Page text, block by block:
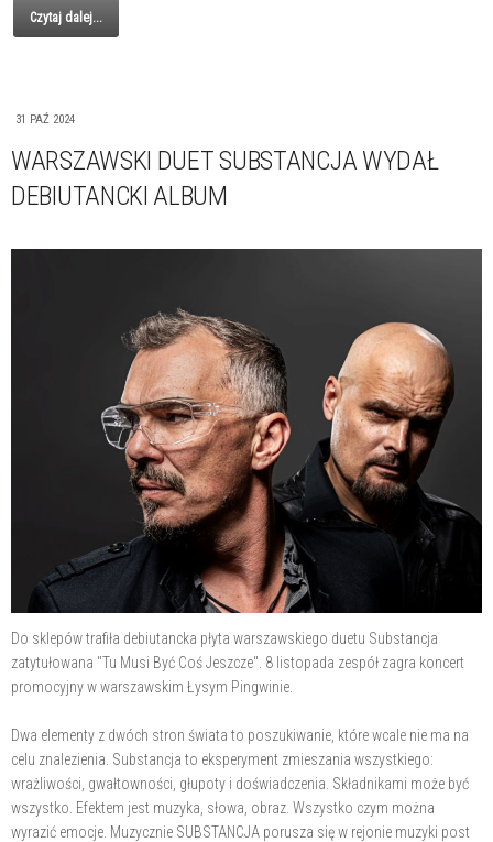
Czytaj dalej...
31 PAŹ 2024
WARSZAWSKI DUET SUBSTANCJA WYDAŁ
DEBIUTANCKI ALBUM
Do sklepów trafiła debiutancka płyta warszawskiego duetu Substancja
zatytułowana "Tu Musi Być Coś Jeszcze". 8 listopada zespół zagra koncert
promocyjny w warszawskim Łysym Pingwinie.
Dwa elementy z dwóch stron świata to poszukiwanie, które wcale nie ma na
celu znalezienia. Substancja to eksperyment zmieszania wszystkiego:
wrażliwości, gwałtowności, głupoty i doświadczenia. Składnikami może być
wszystko. Efektem jest muzyka, słowa, obraz. Wszystko czym można
wyrazić emocje. Muzycznie SUBSTANCJA porusza się w rejonie muzyki post